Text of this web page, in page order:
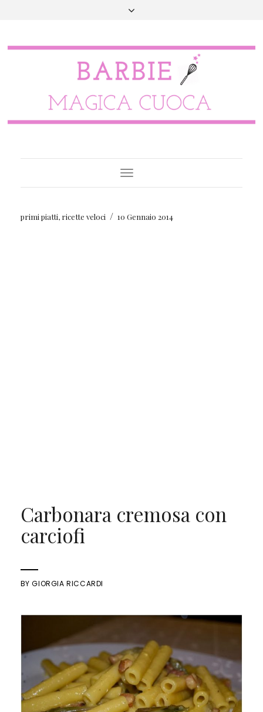
Toggle
Navigation
primi piatti, ricette veloci / 10 Gennaio 2014
Carbonara cremosa con
carciofi
BYGIORGIA RICCARDI